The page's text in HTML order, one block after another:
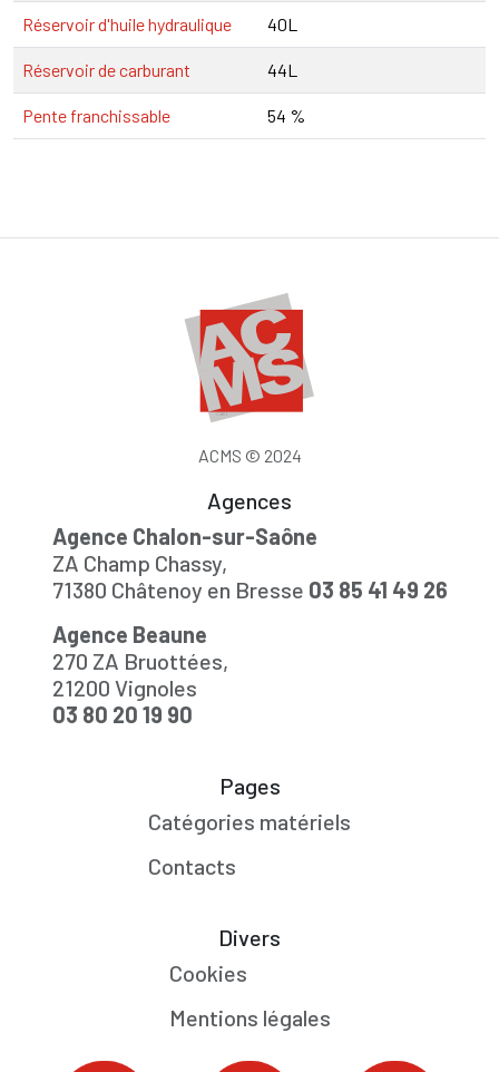
Réservoir d'huile hydraulique 40L
Réservoir de carburant 44L
Pente franchissable 54 %
ACMS © 2024
Agences
Agence Chalon-sur-Saône
ZA Champ Chassy,
71380 Châtenoy en Bresse 03 85 41 49 26
Agence Beaune
270 ZA Bruottées,
21200 Vignoles
03 80 20 19 90
Pages
Catégories matériels
Contacts
Divers
Cookies
Mentions légales